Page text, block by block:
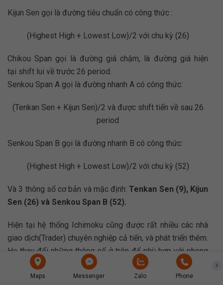
Kijun Sen gọi là đường tiêu chuẩn có công thức :
(Highest High + Lowest Low)/2 với chu kỳ (26)
Chikou Span gọi là đường giá chậm, là đường giá hiện
tại shift lui về trước 26 period.
Senkou Span A gọi là đường nhanh A có công thức:
(Tenkan Sen + Kijun Sen)/2 và được shift tiến về sau 26
period
Senkou Span B gọi là đường nhanh B có công thức:
(Highest High + Lowest Low)/2 với chu kỳ (52)
Và 3 thông số cơ bản và mặc định:Tenkan Sen (9), Kijun
Sen (26) và Senkou Span B (52).
Hiện tại hệ thống Ichimoku cũng được rất nhiều các nhà
giao dịch(Trader) chuyên nghiệp cả tiến, và phát triển thêm.
Họ thay đổi những thông số ở trên để phù hợp với phong
cách giao dịch của họ. Vì vậy, bạn cũng không cần thiết
đặt nặng quá với những con số này, bạn hoàn toàn có thể
Maps Messenger Zalo Phone